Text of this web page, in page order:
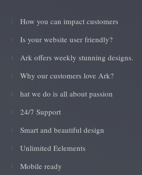
How you can impact customers
Is your website user friendly?
Ark offers weekly stunning designs.
Why our customers love Ark?
hat we do is all about passion
24/7 Support
Smart and beautiful design
Unlimited Eelements
Mobile ready